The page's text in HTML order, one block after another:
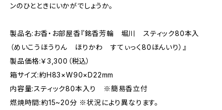
ンのひとときにいかがでしょうか。
製品名:お香・お部屋香『銘香芳輪 堀川 スティック80本入
（めいこうほうりん ほりかわ すてぃっく80ほんいり）』
製品価格:￥3,300（税込）
箱サイズ:約H83×W90×D22mm
内容量:スティック80本入り ※簡易香立付
燃焼時間:約15~20分 ※状況により異なります。